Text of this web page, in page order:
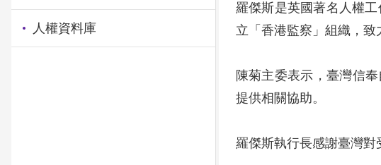
人權資料庫
羅傑斯是英國著名人權
立「香港監察」組織，致
陳菊主委表示，臺灣信
提供相關協助。
羅傑斯執行長感謝臺灣對